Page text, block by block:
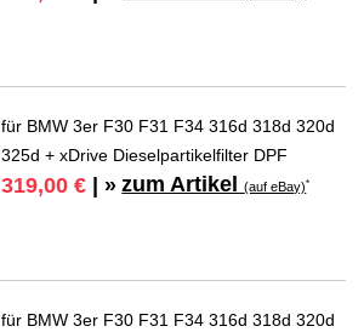
für BMW 3er F30 F31 F34 316d 318d 320d
325d + xDrive Dieselpartikelfilter DPF
319,00 € | » zum Artikel(auf eBay)*
für BMW 3er F30 F31 F34 316d 318d 320d